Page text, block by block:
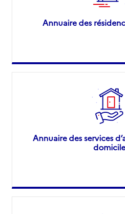
Annuaire des
Annuaire des services
domicile